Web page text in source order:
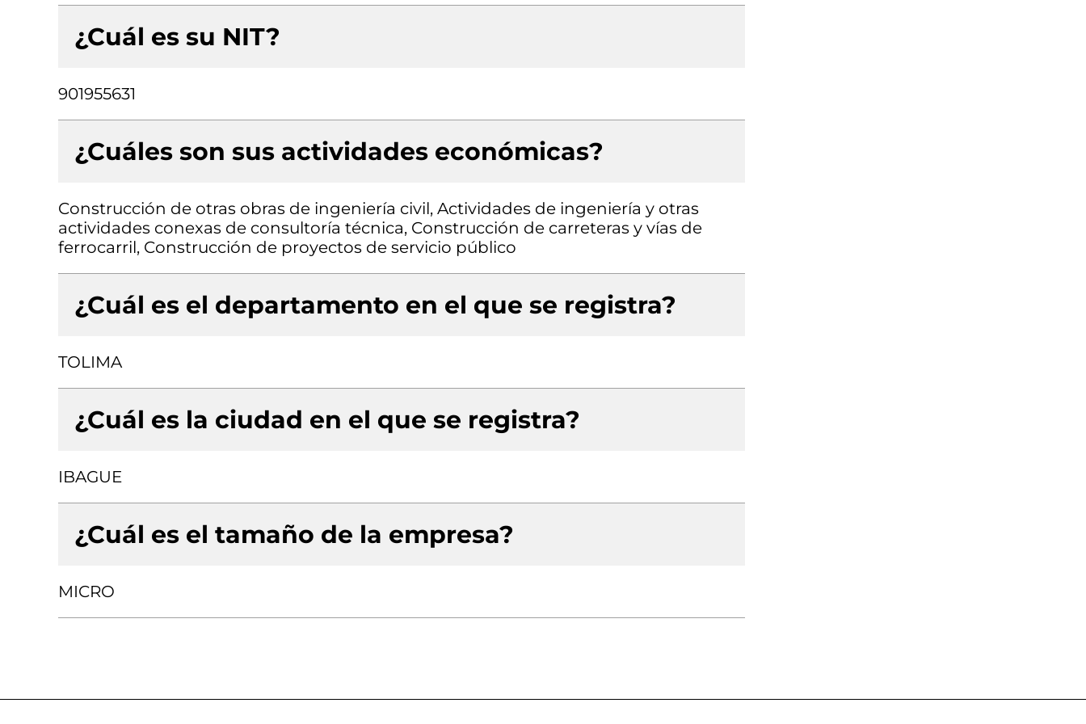
¿Cuál es su NIT?
901955631
¿Cuáles son sus actividades económicas?
Construcción de otras obras de ingeniería civil, Actividades de ingeniería y otras
actividades conexas de consultoría técnica, Construcción de carreteras y vías de
ferrocarril, Construcción de proyectos de servicio público
¿Cuál es el departamento en el que se registra?
TOLIMA
¿Cuál es la ciudad en el que se registra?
IBAGUE
¿Cuál es el tamaño de la empresa?
MICRO